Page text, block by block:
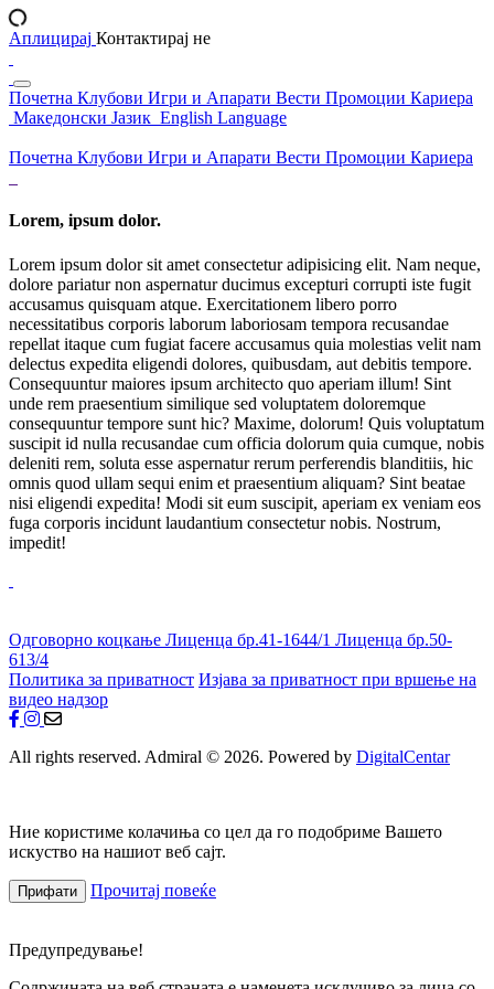
Аплицирај Контактирај не
Почетна Клубови Игри и Апарати Вести Промоции Кариера
Македонски Јазик English Language
Почетна Клубови Игри и Апарати Вести Промоции Кариера
Lorem, ipsum dolor.
Lorem ipsum dolor sit amet consectetur adipisicing elit. Nam neque,
dolore pariatur non aspernatur ducimus excepturi corrupti iste fugit
accusamus quisquam atque. Exercitationem libero porro
necessitatibus corporis laborum laboriosam tempora recusandae
repellat itaque cum fugiat facere accusamus quia molestias velit nam
delectus expedita eligendi dolores, quibusdam, aut debitis tempore.
Consequuntur maiores ipsum architecto quo aperiam illum! Sint
unde rem praesentium similique sed voluptatem doloremque
consequuntur tempore sunt hic? Maxime, dolorum! Quis voluptatum
suscipit id nulla recusandae cum officia dolorum quia cumque, nobis
deleniti rem, soluta esse aspernatur rerum perferendis blanditiis, hic
omnis quod ullam sequi enim et praesentium aliquam? Sint beatae
nisi eligendi expedita! Modi sit eum suscipit, aperiam ex veniam eos
fuga corporis incidunt laudantium consectetur nobis. Nostrum,
impedit!
Одговорно коцкање Лиценца бр.41-1644/1 Лиценца бр.50-
613/4
Политика за приватност Изјава за приватност при вршење на
видео надзор
All rights reserved. Admiral © 2026. Powered by DigitalCentar
Ние користиме колачиња со цел да го подобриме Вашето
искуство на нашиот веб сајт.
Прифати Прочитај повеќе
Предупредување!